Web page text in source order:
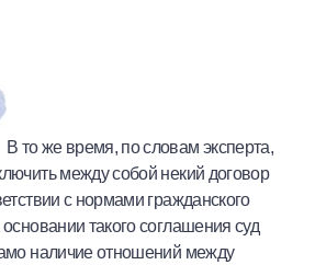
В то же время, по словам эксперта,
между собой некий договор
с нормами гражданского
такого соглашения суд
наличие отношений между